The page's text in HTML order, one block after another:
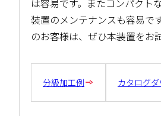
は容易です。またコンパクト
装置のメンテナンスも容易で
のお客様は、ぜひ本装置をお
分級加工例 カタログ